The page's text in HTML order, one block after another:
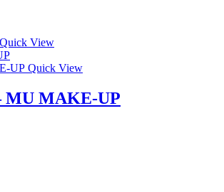
Quick View
Quick View
MU MAKE-UP